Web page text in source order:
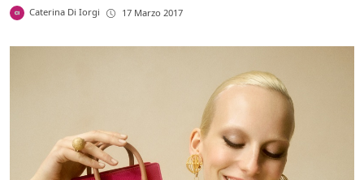
Caterina Di Iorgi 17 Marzo 2017